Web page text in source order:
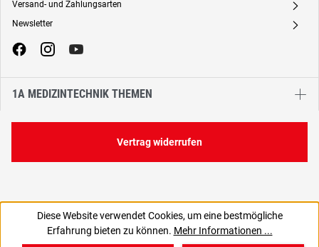
7,90 €
Versand- und Zahlungsarten A
Newsletter A
1A MEDIZINTECHNIK THEMEN
Vertrag widerrufen
Diese Website verwendet Cookies, um eine bestmögliche
Erfahrung bieten zu können. Mehr Informationen ...